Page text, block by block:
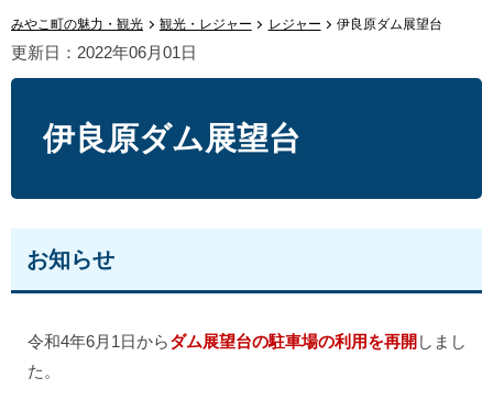
みやこ町の魅力・観光 観光・レジャー レジャー 伊良原ダム展望台
更新日：2022年06月01日
伊良原ダム展望台
お知らせ
令和4年6月1日からダム展望台の駐車場の利用を再開 しまし
た。